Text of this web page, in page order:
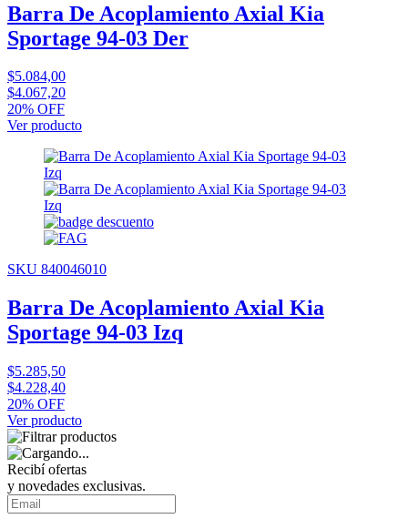
Barra De Acoplamiento Axial Kia
Sportage 94-03 Der
$5.084,00
$4.067,20
20% OFF
Ver producto
SKU 840046010
Barra De Acoplamiento Axial Kia
Sportage 94-03 Izq
$5.285,50
$4.228,40
20% OFF
Ver producto
Recibí ofertas
y novedades exclusivas.